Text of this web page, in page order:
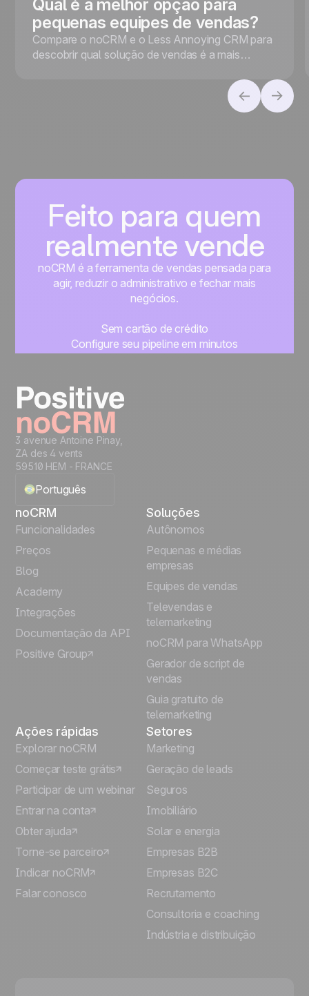
Qual é a melhor opção para
pequenas equipes de vendas?
Compare o noCRM e o Less Annoying CRM para
descobrir qual solução de vendas é a mais
a conversão de leads ou a gestão de contatos.
Feito para quem
realmente vende
noCRM é a ferramenta de vendas pensada para
agir, reduzir o administrativo e fechar mais
negócios.
Sem cartão de crédito
Configure seu pipeline em minutos
3 avenue Antoine Pinay,
ZA des 4 vents
59510 HEM - FRANCE
Português
English
Français
Español
Italiano
Deutsch
noCRM
Funcionalidades
Preços
Blog
Academy
Integrações
Documentação da API
Positive Group
Soluções
Autônomos
Pequenas e médias
empresas
Equipes de vendas
Televendas e
telemarketing
noCRM para WhatsApp
Gerador de script de
vendas
Guia gratuito de
telemarketing
Ações rápidas
Explorar noCRM
Começar teste grátis
Participar de um webinar
Entrar na conta
Obter ajuda
Torne-se parceiro
Indicar noCRM
Falar conosco
Setores
Marketing
Geração de leads
Seguros
Imobiliário
Solar e energia
Empresas B2B
Empresas B2C
Recrutamento
Consultoria e coaching
Indústria e distribuição